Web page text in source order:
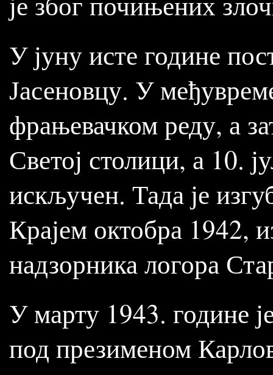
У јуну исте године
Јасеновцу. У
фрањевачком реду, а
Светој столици, а 10.
искључен. Тада је
Крајем октобра 1942,
надзорника логора
У марту 1943. године
под презименом